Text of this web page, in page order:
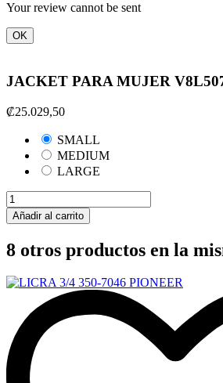
Your review cannot be sent
OK
JACKET PARA MUJER
₡25.029,50
SMALL
MEDIUM
LARGE
Añadir al carrito
8 otros productos en la